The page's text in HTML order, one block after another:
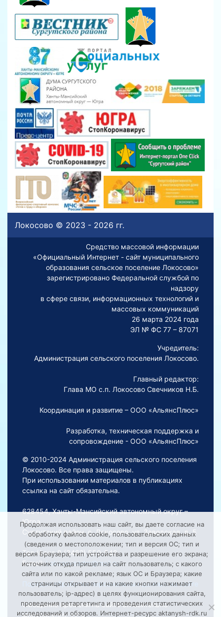
Локосово © 2023 - 2026 гг.
Средство массовой информации
«Официальный Интернет - сайт муниципального
образования сельское поселение Локосово»
зарегистрировано Федеральной службой по
надзору
в сфере связи, информационных технологий и
массовых коммуникаций
26 марта 2024 года
ЭЛ № ФС 77 – 87071
Учредитель:
Администрация сельского поселения Локосово.
Главный редактор:
Глава МО с.п. Локосово Свечников Н.Б.
Координация и развитие – ООО «АльянсПлюс»
Разработка, техническая поддержка и
сопровождение - ООО «АльянсПлюс»
© 2010-2024 Администрация сельского поселения
Локосово. Все права защищены.
При использовании материалов в публикациях
ссылка на сайт обязательна.
628454, Ханты-Мансийский автономный округ –
Югра,
Сургутский район, с. Локосово, ул. Заводская, д. 5
Тел./факс 8 (3462) 550-548
E-mail:Lokosovoadm@mail.ru
Порядок обработки персональных данных на сайте
Смещение времени на сайте относительно
московского: +2 ч.
Продолжая использовать наш сайт, вы даете согласие на
обработку файлов cookie, пользовательских данных
(сведения о местоположении; тип и версия ОС; тип и
версия Браузера; тип устройства и разрешение его экрана;
источник откуда пришел на сайт пользователь; с какого
сайта или по какой рекламе; язык ОС и Браузера; какие
страницы открывает и на какие кнопки нажимает
пользователь; ip-адрес) в целях функционирования сайта,
проведения ретаргетинга и проведения статистических
исследований и обзоров. Интернет-ресурс aktanysh-rdk.ru